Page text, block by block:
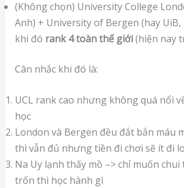
(Không chọn) University College
Anh) + University of Bergen (hay UiB,
khi đó rank 4 toàn thế giới(hiện nay
Cân nhắc khi đó là:
UCL rank cao nhưng không quá nổi
học
London và Bergen đều đắt bắn máu
thì vẫn đủ nhưng tiền đi chơi sẽ ít đi
Na Uy lạnh thấy mồ –> chỉ muốn
trốn thì học hành gì